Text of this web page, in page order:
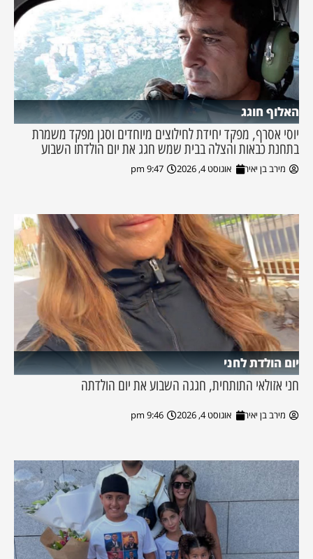
האלוף חוגג
יוסי אסרף, מפקד יחידת לחילוצים מיוחדים וסגן מפקד משמרת
בתחנת כבאות והצלה בבית שמש חגג את יום הולדתו השבוע
מירב בן יאיר אוגוסט 4, 2026 9:47 pm
יום הולדת לחני
חני אזולאי התותחית, חגגה השבוע את יום הולדתה
מירב בן יאיר אוגוסט 4, 2026 9:46 pm